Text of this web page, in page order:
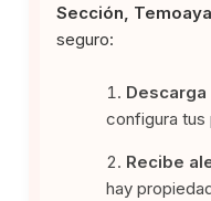
Sección, Temoaya
seguro:
Descarga
configura tus
Recibe
hay